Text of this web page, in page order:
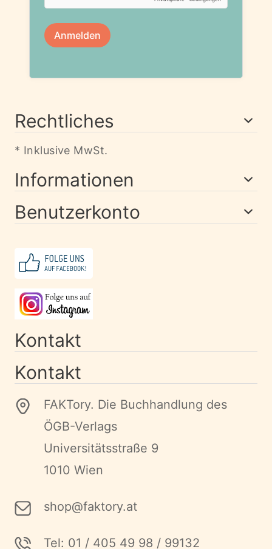
Rechtliches
* Inklusive MwSt.
Informationen
Benutzerkonto
Kontakt
Kontakt
FAKTory. Die Buchhandlung des
ÖGB-Verlags
Universitätsstraße 9
1010 Wien
shop@faktory.at
Tel: 01 / 405 49 98 / 99132